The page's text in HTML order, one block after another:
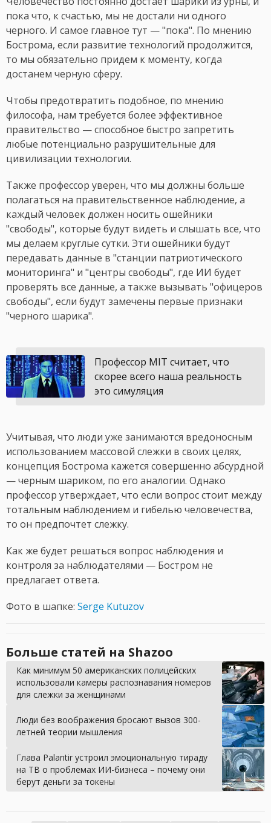
пока что, к счастью, мы не достали ни одного
черного. И самое главное тут — "пока". По мнению
Бострома, если развитие технологий продолжится,
то мы обязательно придем к моменту, когда
достанем черную сферу.
Чтобы предотвратить подобное, по мнению
философа, нам требуется более эффективное
правительство — способное быстро запретить
любые потенциально разрушительные для
цивилизации технологии.
Также профессор уверен, что мы должны больше
полагаться на правительственное наблюдение, а
каждый человек должен носить ошейники
"свободы", которые будут видеть и слышать все, что
мы делаем круглые сутки. Эти ошейники будут
передавать данные в "станции патриотического
мониторинга" и "центры свободы", где ИИ будет
проверять все данные, а также вызывать "офицеров
свободы", если будут замечены первые признаки
"черного шарика".
Профессор MIT считает, что
скорее всего наша реальность
это симуляция
Учитывая, что люди уже занимаются вредоносным
использованием массовой слежки в своих целях,
концепция Бострома кажется совершенно абсурдной
— черным шариком, по его аналогии. Однако
профессор утверждает, что если вопрос стоит между
тотальным наблюдением и гибелью человечества,
то он предпочтет слежку.
Как же будет решаться вопрос наблюдения и
контроля за наблюдателями — Бостром не
предлагает ответа.
Фото в шапке: Serge Kutuzov
Больше статей на Shazoo
Как минимум 50 американских полицейских
использовали камеры распознавания номеров
для слежки за женщинами
Люди без воображения бросают вызов 300-
летней теории мышления
Глава Palantir устроил эмоциональную тираду
на ТВ о проблемах ИИ-бизнеса – почему они
берут деньги за токены